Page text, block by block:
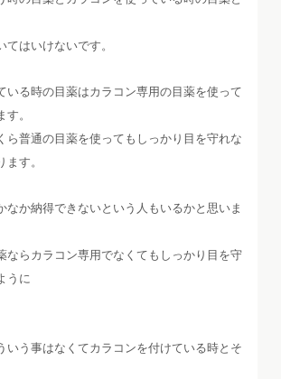
てはいけないです。
いる時の目薬はカラコン専用の目薬を使って
。
ら普通の目薬を使ってもしっかり目を守れな
ます。
なか納得できないという人もいるかと思いま
ならカラコン専用でなくてもしっかり目を守
うに
いう事はなくてカラコンを付けている時とそ